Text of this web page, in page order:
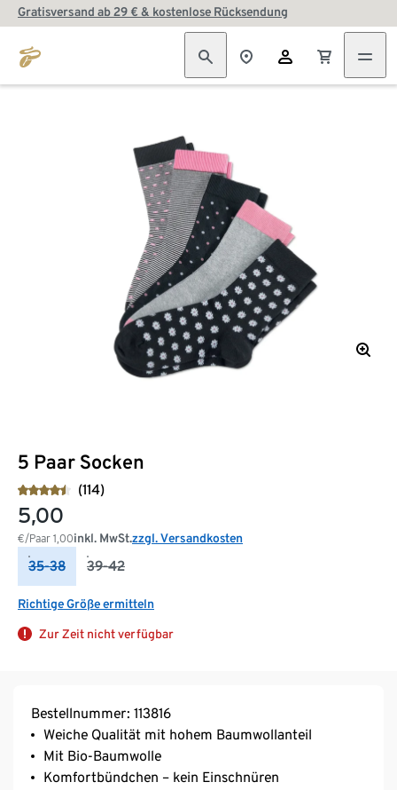
Gratisversand ab 29 € & kostenlose Rücksendung
5 Paar Socken
(114)
5,00
€/Paar 1,00inkl. MwSt.zzgl. Versandkosten
35-38 39-42
Richtige Größe ermitteln
Zur Zeit nicht verfügbar
Bestellnummer: 113816
Weiche Qualität mit hohem Baumwollanteil
Mit Bio-Baumwolle
Komfortbündchen – kein Einschnüren